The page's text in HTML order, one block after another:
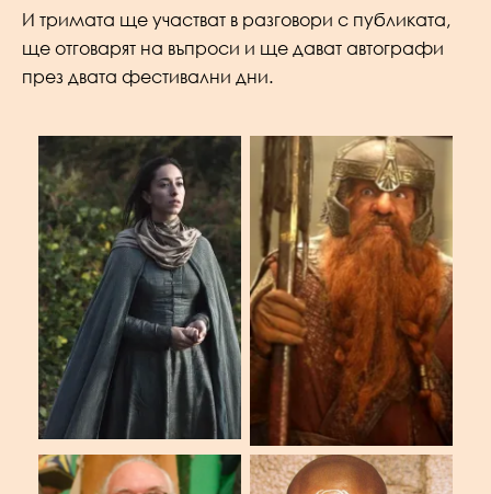
И тримата ще участват в разговори с публиката,
ще отговарят на въпроси и ще дават автографи
през двата фестивални дни.